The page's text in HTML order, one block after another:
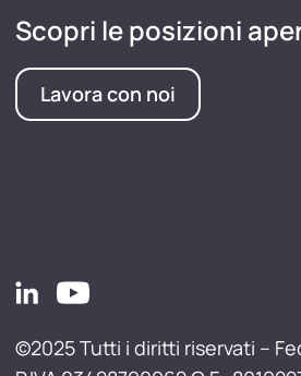
Scopri le posizioni
Lavora con noi
©2025 Tutti i diritti riservati –